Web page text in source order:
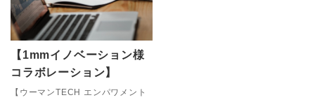
【1mmイノベーション様
コラボレーション】
【ウーマンTECH エンパワメント